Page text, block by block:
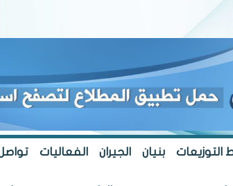
بنيان الجيران الفعاليات